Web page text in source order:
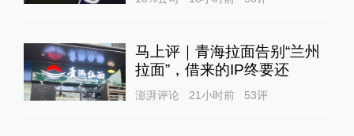
马上评｜青海拉面告别“兰州
拉面”，借来的IP终要还
澎湃评论 21小时前 53评